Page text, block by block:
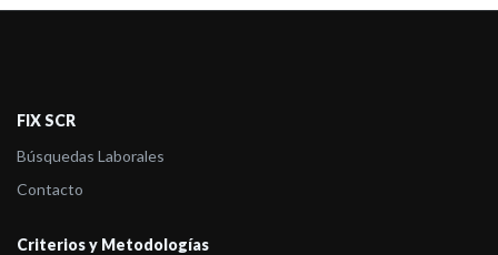
FIX SCR
Búsquedas Laborales
Contacto
Criterios y Metodologías